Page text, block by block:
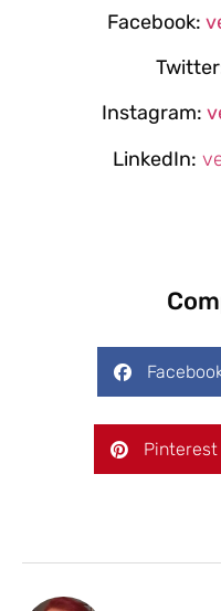
Facebook:
Instagram:
LinkedIn:
Pinterest